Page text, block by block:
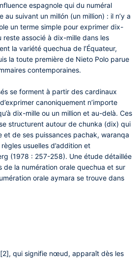
espagnole qui du numéral
au suivant un millón (un million) : il n’y a
un terme simple pour exprimer dix-
reste associé à dix-mille dans les
la variété quechua de l’Équateur,
la toute première de Nieto Polo parue
contemporaines.
se forment à partir des cardinaux
canoniquement n’importe
dix-mille ou un million et au-delà. Ces
structurent autour de chunka (dix) qui
et de ses puissances pachak, waranqa
usuelles d’addition et
(1978 : 257-258). Une étude détaillée
de la numération orale quechua et sur
orale aymara se trouve dans
qui signifie nœud, apparaît dès les